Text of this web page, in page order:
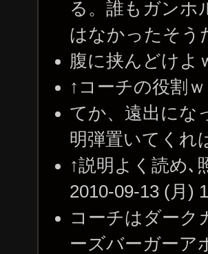
る。誰もガンホ
はなかったそう
腹に挟んどけよ
↑コーチの役割
てか、遠出にな
明弾置いてくれ
↑説明よく読め､
2010-09-13 (月)
コーチはダーク
ーズバーガーア